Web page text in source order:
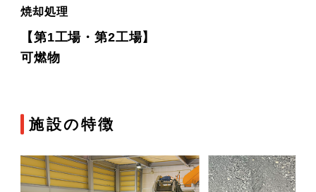
焼却処理
【第1工場・第2工場】
可燃物
施設の特徴